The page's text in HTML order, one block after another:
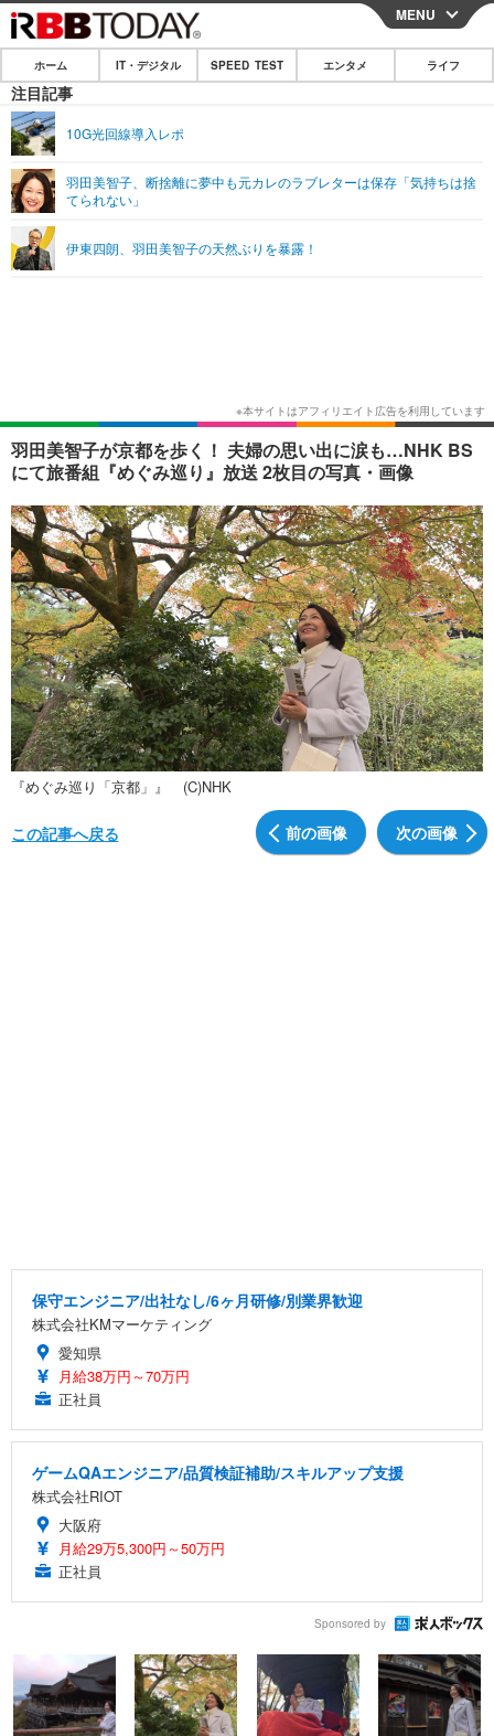
CLOSE
ホーム
IT・デジタル
ネタ
ショッピング
SPEED TEST
エンタメ
エンタメTOP
ショッピング その他
ライフ
MENU
ホーム IT・デジタル SPEED TEST エンタメ ライフ
注目記事
10G光回線導入レポ
羽田美智子、断捨離に夢中も元カレのラブレターは保存「気持ちは捨
てられない」
伊東四朗、羽田美智子の天然ぶりを暴露！
羽田美智子が京都を歩く！ 夫婦の思い出に涙も…NHK BS
にて旅番組『めぐみ巡り』放送 2枚目の写真・画像
『めぐみ巡り「京都」』 (C)NHK
前の画像 次の画像
この記事へ戻る
保守エンジニア/出社なし/6ヶ月研修/別業界歓迎
株式会社KMマーケティング
愛知県
月給38万円～70万円
正社員
ゲームQAエンジニア/品質検証補助/スキルアップ支援
株式会社RIOT
大阪府
月給29万5,300円～50万円
正社員
Sponsored by